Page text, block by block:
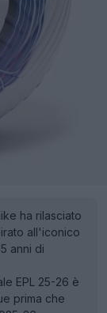
ha rilasciato
all'iconico
anni di
EPL 25-26 è
prima che